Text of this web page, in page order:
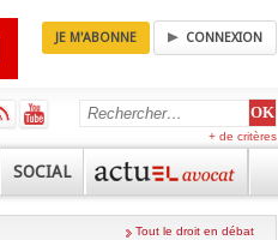
JE M'ABONNE CONNEXION
+ de critères
SOCIAL
Tout le droit en débat